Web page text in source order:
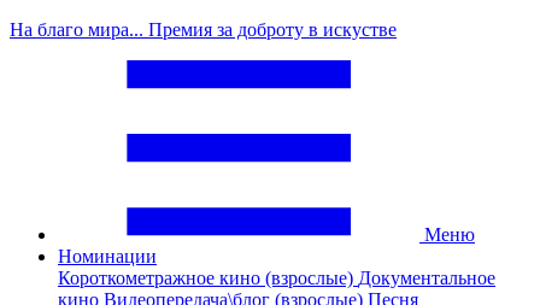
На благо мира... Премия за доброту в искустве
Меню
Номинации
Короткометражное кино (взрослые) Документальное
кино Видеопередача\блог (взрослые) Песня